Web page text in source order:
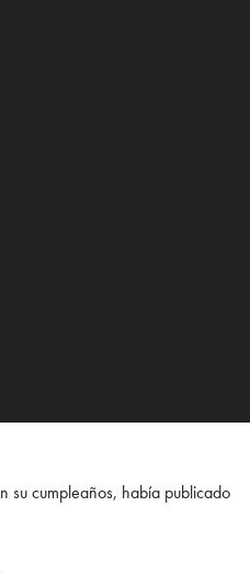
su cumpleaños, había publicado